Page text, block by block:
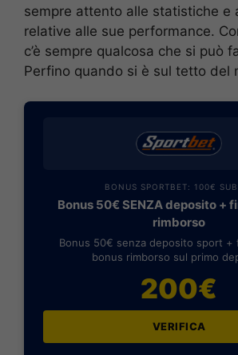
sempre attento alle statistiche e
relative alle sue performance.
c’è sempre qualcosa che si può
Perfino quando si è sul tetto del
BONUS SPORTBET: 100€
Bonus 50€ SENZA deposito +
rimborso
Bonus 50€ senza deposito sport +
bonus rimborso sul primo
200€
VERIFICA